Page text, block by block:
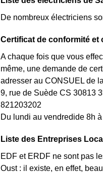
De nombreux électriciens
Certificat de conformité
A chaque fois que vous
même, une demande de
adresser au CONSUEL de
9, rue de Suède CS 30813
821203202
Du lundi au vendredide 8h
Liste des Entreprises
EDF et ERDF ne sont pas
Oust : il existe, en effet,